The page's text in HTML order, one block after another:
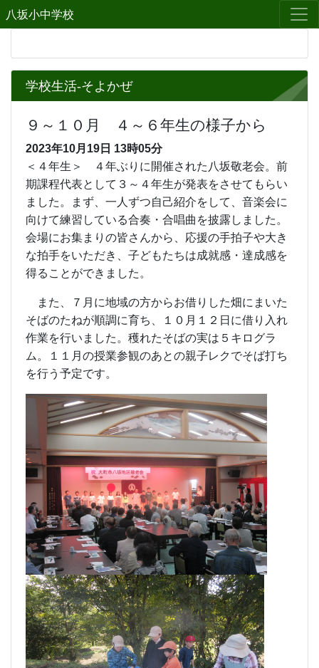
八坂小中学校
学校生活-そよかぜ
９～１０月 ４～６年生の様子から
2023年10月19日 13時05分
＜４年生＞ ４年ぶりに開催された八坂敬老会。前
期課程代表として３～４年生が発表をさせてもらい
ました。まず、一人ずつ自己紹介をして、音楽会に
向けて練習している合奏・合唱曲を披露しました。
会場にお集まりの皆さんから、応援の手拍子や大き
な拍手をいただき、子どもたちは成就感・達成感を
得ることができました。
また、７月に地域の方からお借りした畑にまいた
そばのたねが順調に育ち、１０月１２日に借り入れ
作業を行いました。穫れたそばの実は５キログラ
ム。１１月の授業参観のあとの親子レクでそば打ち
を行う予定です。